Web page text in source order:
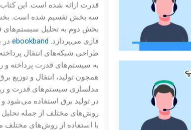
قدرت ارائه شده است. این
سه بخش تقسیم شده است. بخش
بخش دوم به تحلیل سیستم‌های
فازی می‌پردازد. ebookbandدر
طراحی شبکه‌های انتقال
به سیستم‌های قدرت پرداخته و
همچون تولید، انتقال و توزیع
مدلسازی سیستم‌های قدرت و
در تولید برق استفاده
روش‌های مختلف از جمله
با استفاده از روش‌های مختلف